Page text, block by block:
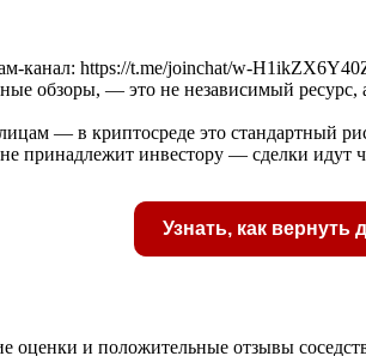
канал: https://t.me/joinchat/w-
обзоры, — это не независимый
— в криптосреде это стандартный
принадлежит инвестору — сделки идут
Узнать, как вернуть
оценки и положительные отзывы